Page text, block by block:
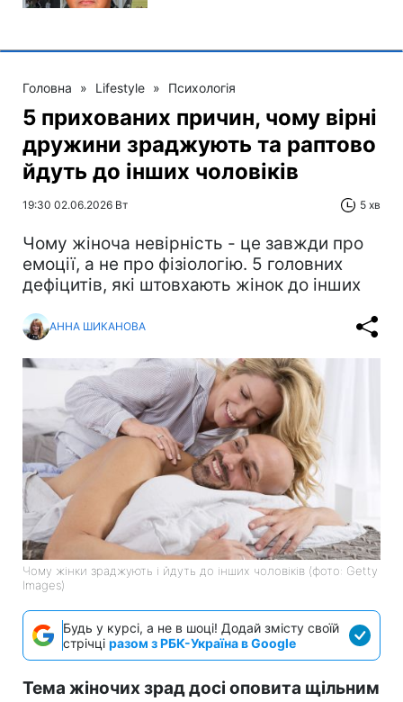
Головна » Lifestyle » Психологія
5 прихованих причин, чому вірні
дружини зраджують та раптово
йдуть до інших чоловіків
19:30 02.06.2026 Вт 5 хв
Чому жіноча невірність - це завжди про
емоції, а не про фізіологію. 5 головних
дефіцитів, які штовхають жінок до інших
АННА ШИКАНОВА
Чому жінки зраджують і йдуть до інших чоловіків (фото: Getty
Images)
Будь у курсі, а не в шоці! Додай змісту своїй
стрічці разом з РБК-Україна в Google
Тема жіночих зрад досі оповита щільним